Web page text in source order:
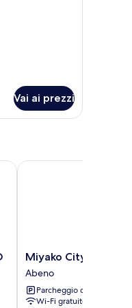
Vai ai prezzi
Miyako
City
Osaka
Tennoji
Abeno
Miyako City Osaka
Abeno
Parcheggio disponibile
Wi-Fi gratuito
Miyako City Osaka